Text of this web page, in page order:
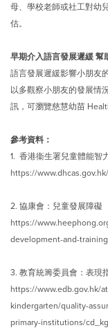
母、學校老師或社工對幼
估。
早期介入語言發展遲緩 幫
語言發展遲緩影響小朋友
以多觀察小朋友的發展情
訊，可瀏覽慈慧幼苗
參考資料：
1. 香港衞生署兒童體能智
https://
2. 協康會：兒童發展障礙
https://
development-and-
3. 教育統籌委員會：表現
https://www.edb.gov.hk/
kindergarten/quality-
primary-institutions/